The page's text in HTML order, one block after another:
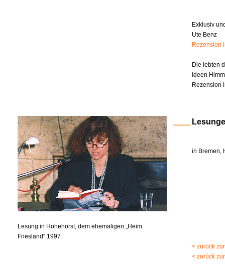
Exklusiv
Ute Benz
Rezension
Die lebten
Ideen
Rezension
Lesung in Hohehorst, dem ehemaligen „Heim
Friesland“ 1997
in Bremen,
< zurück
< zurück